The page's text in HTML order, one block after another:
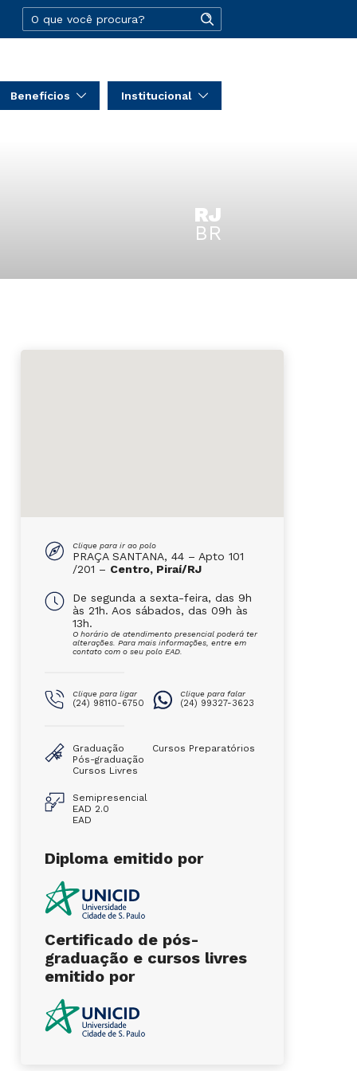
Benefícios Institucional
RJ
BR
Clique para ir ao polo
PRAÇA SANTANA, 44 – Apto 101
/201 – Centro, Piraí/RJ
De segunda a sexta-feira, das 9h
às 21h. Aos sábados, das 09h às
13h.
O horário de atendimento presencial poderá ter
alterações. Para mais informações, entre em
contato com o seu polo EAD.
Clique para ligar
(24) 98110-6750
Clique para falar
(24) 99327-3623
Graduação
Pós-graduação
Cursos Livres
Cursos Preparatórios
Semipresencial
EAD 2.0
EAD
Diploma emitido por
Certificado de pós-
graduação e cursos livres
emitido por